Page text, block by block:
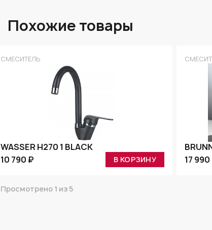
Похожие товары
СМЕСИТЕЛЬ
WASSER H270 1 BLACK
10 790 ₽
В КОРЗИНУ
17
Просмотрено 1 из 5